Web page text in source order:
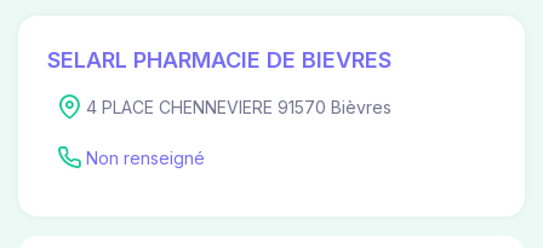
SELARL PHARMACIE DE BIEVRES
4 PLACE CHENNEVIERE 91570 Bièvres
Non renseigné